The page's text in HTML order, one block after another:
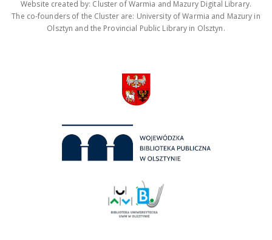
Website created by: Cluster of Warmia and Mazury Digital Library.
The co-founders of the Cluster are: University of Warmia and Mazury in
Olsztyn and the Provincial Public Library in Olsztyn.